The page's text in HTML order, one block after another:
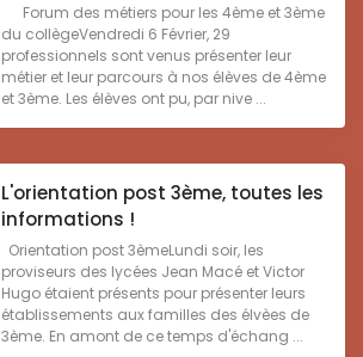
Forum des métiers pour les 4ème et 3ème
du collègeVendredi 6 Février, 29
professionnels sont venus présenter leur
métier et leur parcours à nos élèves de 4ème
et 3ème. Les élèves ont pu, par nive ...
L'orientation post 3ème, toutes les
informations !
Orientation post 3èmeLundi soir, les
proviseurs des lycées Jean Macé et Victor
Hugo étaient présents pour présenter leurs
établissements aux familles des élvèes de
3ème. En amont de ce temps d'échang ...